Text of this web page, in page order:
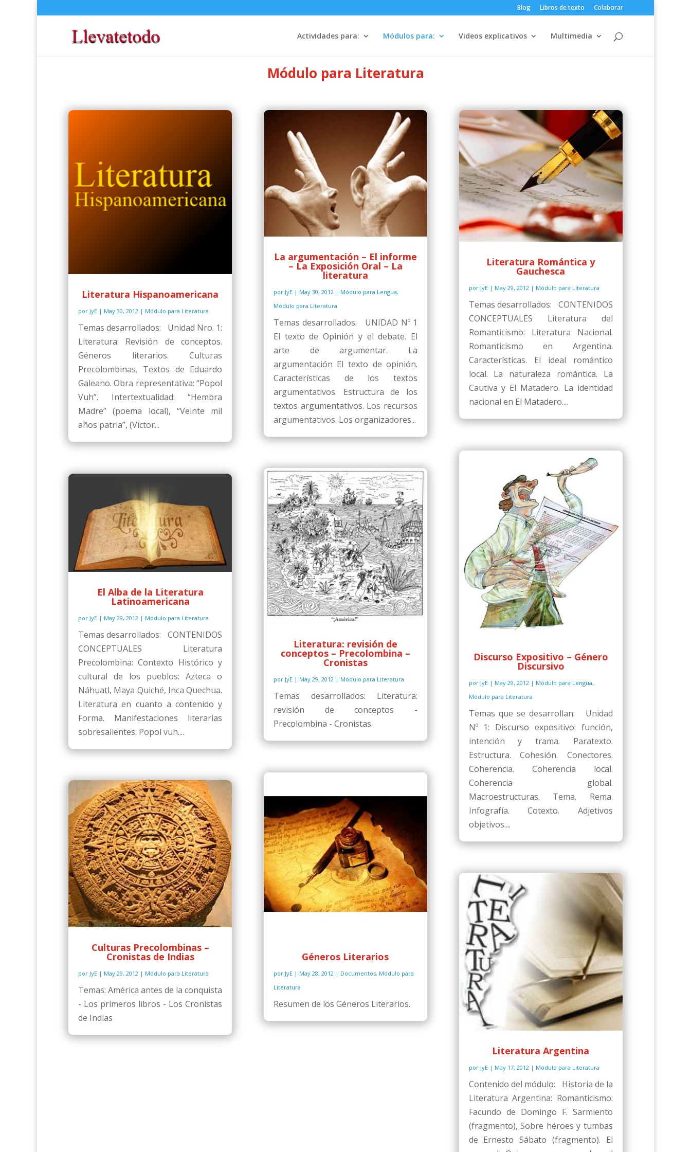
Blog Libros de texto Colaborar
Actividades para: Módulos para: Videos explicativos Multimedia
Módulo para Literatura
Literatura Hispanoamericana
por JyE | May 30, 2012 | Módulo para Literatura
Temas desarrollados: Unidad Nro. 1:
Literatura: Revisión de conceptos.
Géneros literarios. Culturas
Precolombinas. Textos de Eduardo
Galeano. Obra representativa: “Popol
Vuh”. Intertextualidad: “Hembra
Madre” (poema local), “Veinte mil
años patria”, (Víctor...
El Alba de la Literatura
Latinoamericana
por JyE | May 29, 2012 | Módulo para Literatura
Temas desarrollados: CONTENIDOS
CONCEPTUALES Literatura
Precolombina: Contexto Histórico y
cultural de los pueblos: Azteca o
Náhuatl, Maya Quiché, Inca Quechua.
Literatura en cuanto a contenido y
Forma. Manifestaciones literarias
sobresalientes: Popol vuh....
Culturas Precolombinas –
Cronistas de Indias
por JyE | May 29, 2012 | Módulo para Literatura
Temas: América antes de la conquista
- Los primeros libros - Los Cronistas
de Indias
La argumentación – El informe
– La Exposición Oral – La
literatura
por JyE| May 30, 2012 | Módulo para Lengua,
Módulo para Literatura
Temas desarrollados: UNIDAD Nº 1
El texto de Opinión y el debate. El
arte de argumentar. La
argumentación El texto de opinión.
Características de los textos
argumentativos. Estructura de los
textos argumentativos. Los recursos
argumentativos. Los organizadores...
Literatura: revisión de
conceptos – Precolombina –
Cronistas
por JyE| May 29, 2012| Módulo para Literatura
Temas desarrollados: Literatura:
revisión de conceptos -
Precolombina - Cronistas.
Géneros Literarios
por JyE| May 28, 2012| Documentos, Módulo para
Literatura
Resumen de los Géneros Literarios.
Literatura Romántica y
Gauchesca
por JyE| May 29, 2012| Módulo para Literatura
Temas desarrollados: CONTENIDOS
CONCEPTUALES Literatura del
Romanticismo: Literatura Nacional.
Romanticismo en Argentina.
Características. El ideal romántico
local. La naturaleza romántica. La
Cautiva y El Matadero. La identidad
nacional en El Matadero....
Discurso Expositivo – Género
Discursivo
por JyE| May 29, 2012 | Módulo para Lengua,
Módulo para Literatura
Temas que se desarrollan: Unidad
Nº 1: Discurso expositivo: función,
intención y trama. Paratexto.
Estructura. Cohesión. Conectores.
Coherencia. Coherencia local.
Coherencia global.
Macroestructuras. Tema. Rema.
Infografía. Cotexto. Adjetivos
objetivos....
Literatura Argentina
por JyE| May 17, 2012| Módulo para Literatura
Contenido del módulo: Historia de la
Literatura Argentina: Romanticismo:
Facundo de Domingo F. Sarmiento
(fragmento), Sobre héroes y tumbas
de Ernesto Sábato (fragmento). El